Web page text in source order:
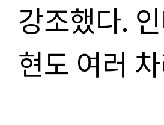
강조했다.
현도 여러